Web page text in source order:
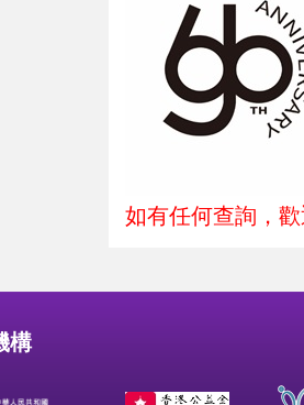
如有任何查詢，
構